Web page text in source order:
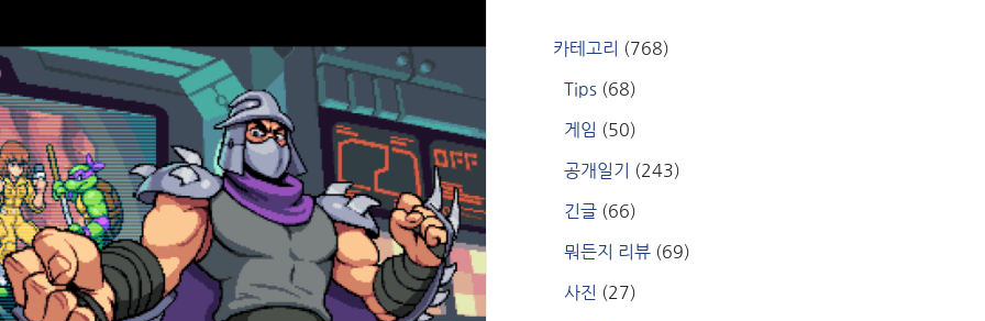
카테고리 (768)
Tips (68)
게임 (50)
공개일기 (243)
긴글 (66)
뭐든지 리뷰 (69)
사진 (27)